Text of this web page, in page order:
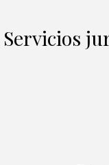
Servicios